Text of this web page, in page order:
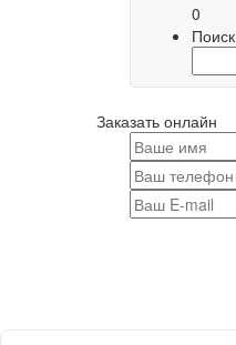
0
Поиск
Заказать онлайн